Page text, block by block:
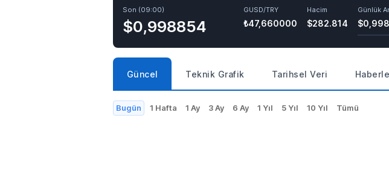
Son (09:00)
$0,998854
GUSD/TRY
₺47,660000
Hacim
$282.814
Günlük
Güncel Teknik Grafik Tarihsel Veri
Bugün 1 Hafta 1 Ay 3 Ay 6 Ay 1 Yıl 5 Yıl 10 Yıl Tümü